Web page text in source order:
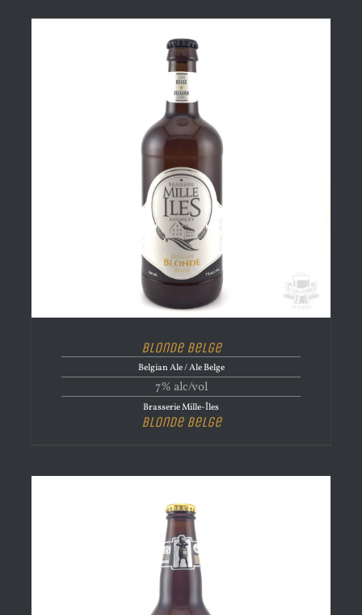
Blonde Belge
Belgian Ale / Ale Belge
7% alc/vol
Brasserie Mille-Îles
Blonde Belge